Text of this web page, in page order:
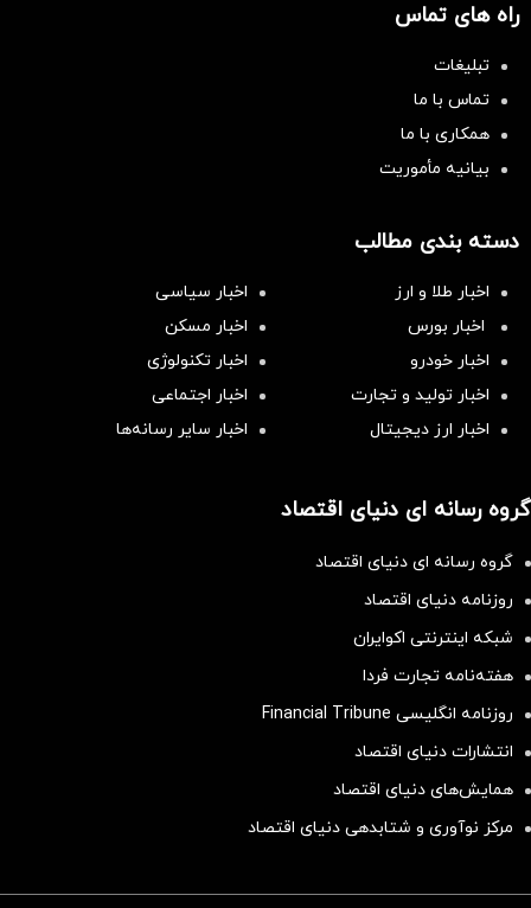
راه های تماس
تبلیغات
تماس با ما
همکاری با ما
بیانیه مأموریت
دسته بندی مطالب
اخبار طلا و ارز
اخبار سیاسی
اخبار بورس
اخبار مسکن
اخبار خودرو
اخبار تکنولوژی
اخبار تولید و تجارت
اخبار اجتماعی
اخبار ارز دیجیتال
اخبار سایر رسانه‌‌ها
گروه رسانه ای دنیای اقتصاد
گروه رسانه ای دنیای اقتصاد
روزنامه دنیای اقتصاد
شبکه اینترنتی اکوایران
هفته‌نامه تجارت فردا
روزنامه انگلیسی Financial Tribune
انتشارات دنیای اقتصاد
همایش‌های دنیای اقتصاد
مرکز نوآوری و شتابدهی دنیای اقتصاد